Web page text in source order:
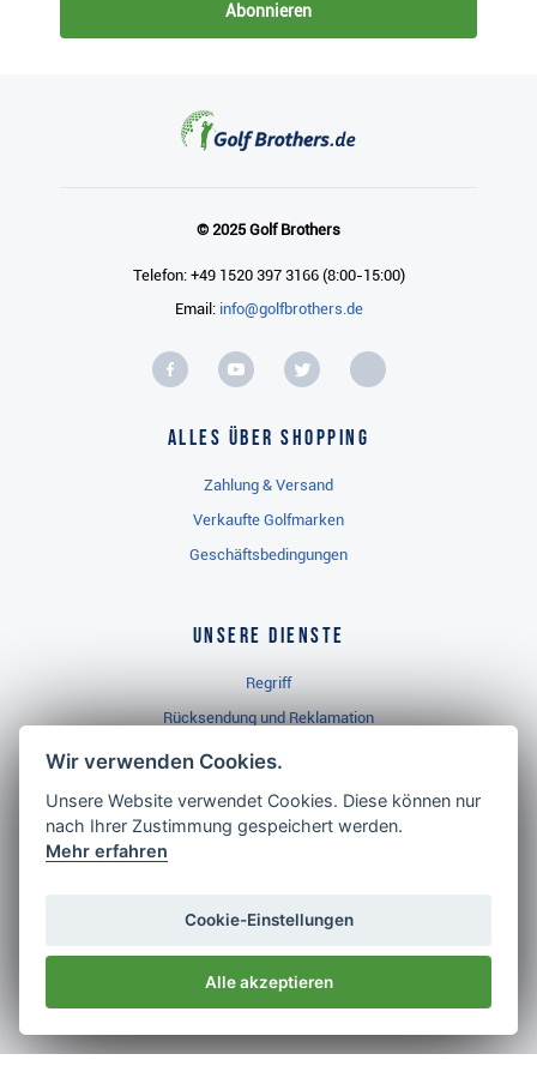
Abonnieren
© 2025 Golf Brothers
Telefon: +49 1520 397 3166 (8:00-15:00)
Email: info@golfbrothers.de
Alles über Shopping
Zahlung & Versand
Verkaufte Golfmarken
Geschäftsbedingungen
Unsere Dienste
Regriff
Rücksendung und Reklamation
Widerrufsbelehrung
Golf Brothers.de
Neuheiten
Impressum
Wir verwenden Cookies.
Unsere Website verwendet Cookies. Diese können nur
nach Ihrer Zustimmung gespeichert werden.
Mehr erfahren
Cookie-Einstellungen
Alle akzeptieren